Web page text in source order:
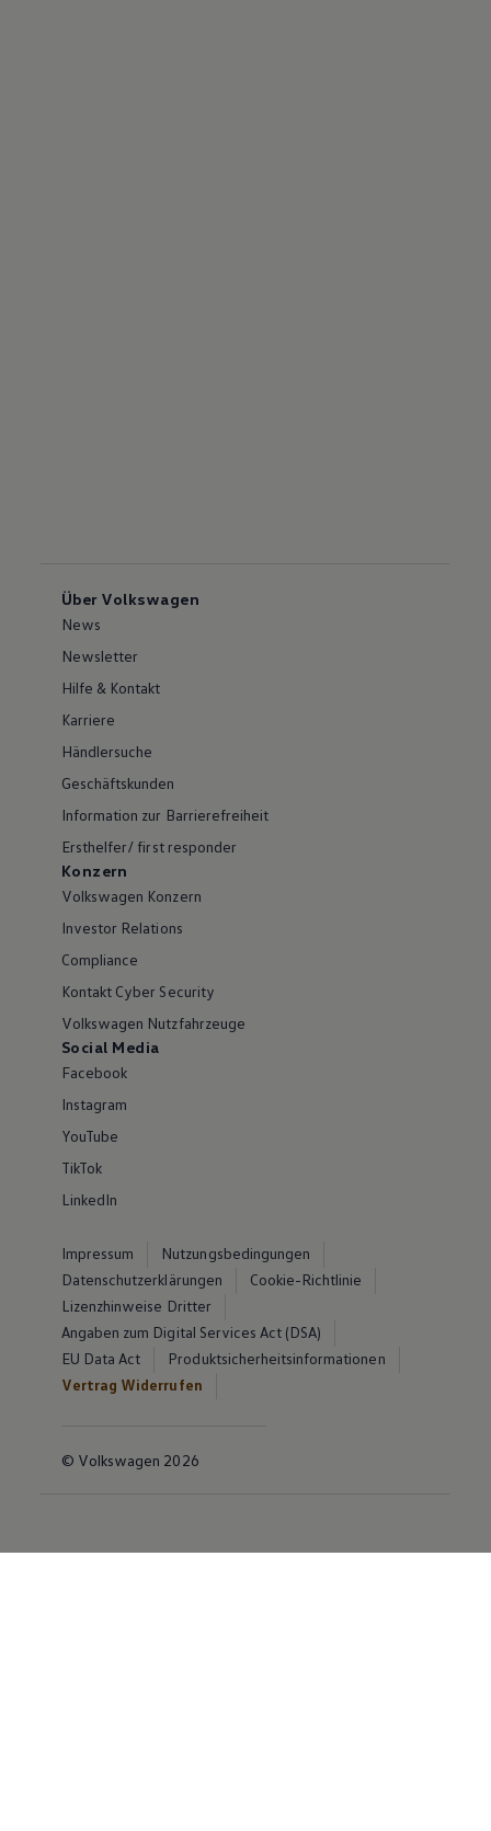
Über Volkswagen
News
Newsletter
Hilfe & Kontakt
Karriere
Händlersuche
Geschäftskunden
Information zur Barrierefreiheit
Ersthelfer/ first responder
Konzern
Volkswagen Konzern
Investor Relations
Compliance
Kontakt Cyber Security
Volkswagen Nutzfahrzeuge
Social Media
Facebook
Instagram
YouTube
TikTok
LinkedIn
Impressum
Nutzungsbedingungen
Datenschutzerklärungen
Cookie-Richtlinie
Lizenzhinweise Dritter
Angaben zum Digital Services Act (DSA)
EU Data Act
Produktsicherheitsinformationen
Vertrag Widerrufen
© Volkswagen 2026